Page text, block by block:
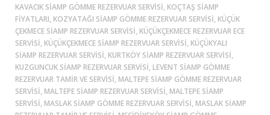
KAVACIK SIAMP GÖMME REZERVUAR SERVISI, KOÇTAŞ SIAMP
FIYATLARI, KOZYATAĞI SIAMP GÖMME REZERVUAR SERVISI, KÜÇÜK
ÇEKMECE SIAMP REZERVUAR SERVISI, KÜÇÜKÇEKMECE REZERVUAR ECE
SERVISI, KÜÇÜKÇEKMECE SIAMP REZERVUAR SERVISI, KÜÇÜKYALI
SIAMP REZERVUAR SERVISI, KURTKÖY SIAMP REZERVUAR SERVISI,
KUZGUNCUK SIAMP REZERVUAR SERVISI, LEVENT SIAMP GÖMME
REZERVUAR TAMIR VE SERVISI, MALTEPE SIAMP GÖMME REZERVUAR
SERVISI, MALTEPE SIAMP REZERVUAR SERVISI, MALTEPE SIAMP
SERVISI, MASLAK SIAMP GÖMME REZERVUAR SERVISI, MASLAK SIAMP